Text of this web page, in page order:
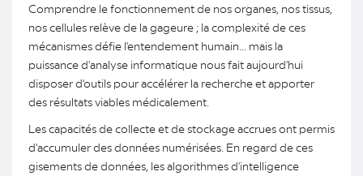
Comprendre le fonctionnement de nos organes, nos tissus,
nos cellules relève de la gageure ; la complexité de ces
mécanismes défie l'entendement humain... mais la
puissance d'analyse informatique nous fait aujourd'hui
disposer d'outils pour accélérer la recherche et apporter
des résultats viables médicalement.
Les capacités de collecte et de stockage accrues ont permis
d'accumuler des données numérisées. En regard de ces
gisements de données, les algorithmes d'intelligence